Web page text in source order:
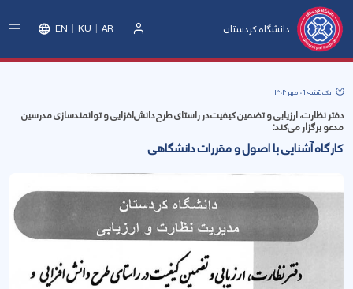
دانشگاه کردستان EN KU AR
یک‌شنبه 06 مهر 1404
دفتر نظارت، ارزیابی و تضمین کیفیت در راستای طرح دانش‌افزایی و توانمندسازی مدرسین
مدعو برگزار می‌کند:
کارگاه آشنایی با اصول و مقررات دانشگاهی